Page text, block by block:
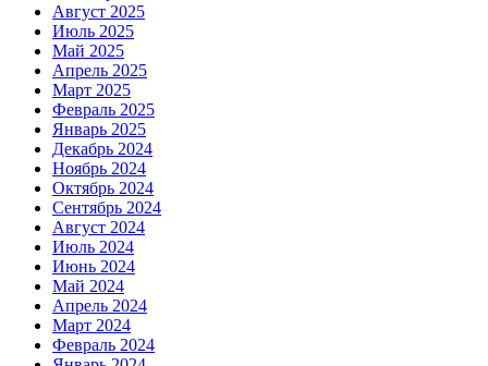
Август 2025
Июль 2025
Май 2025
Апрель 2025
Март 2025
Февраль 2025
Январь 2025
Декабрь 2024
Ноябрь 2024
Октябрь 2024
Сентябрь 2024
Август 2024
Июль 2024
Июнь 2024
Май 2024
Апрель 2024
Март 2024
Февраль 2024